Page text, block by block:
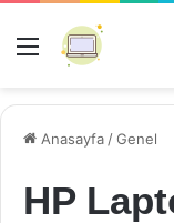
Menü
Anasayfa /Genel
HP